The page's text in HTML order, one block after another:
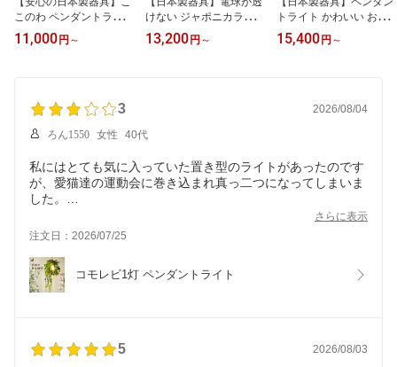
このわ ペンダントライト
LED レトロ 和風照明 和
モダン 和室照明 おしゃ
ンダント照明 和風ペンダ
シェード ランプシェード
11,000円 ～
けない ジャポニカライト
L ペンダントライト 和室
照明 和風 4灯 3灯 2灯 照
照明器具 和風ペンダント
D
13,200円 ～
トライト かわいい おし
ゃれ 北欧 3灯 2灯 明るい
led 子供部屋 6畳 8畳 ポ
リング ライト ランプ イ
き 布
15,400円 ～
3 2026/08/04
ろん1550 女性 40代
私にはとても気に入っていた置き型のライトがあったのです
が、愛猫達の運動会に巻き込まれ真っ二つになってしまいま
した。
諦めきれずにビーズを取っておいたのですが、それを巻いて
みようと思い購入しました。
敵と思いましたがガタガタながら何とか巻きました。
遠目で見る分には、無きライトが思い出されて可愛くて満足
です。
もうビーズを巻いていたので諦めました。
さらに表示
注文日：2026/07/25
コモレビ1灯 ペンダントライト
5 2026/08/03